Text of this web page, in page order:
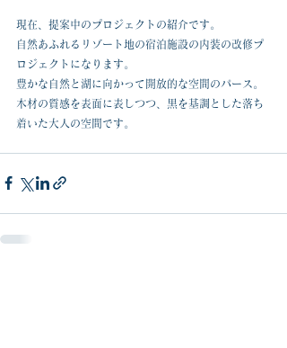
現在、提案中のプロジェクトの紹介です。
自然あふれるリゾート地の宿泊施設の内装の改修プ
ロジェクトになります。
豊かな自然と湖に向かって開放的な空間のパース。
木材の質感を表面に表しつつ、黒を基調とした落ち
着いた大人の空間です。